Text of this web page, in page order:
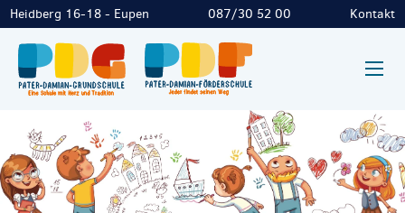
Heidberg 16-18 - Eupen 087/30 52 00 Kontakt